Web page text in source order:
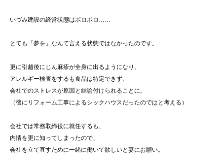
いづみ建設の経営状態はボロボロ……
とても「夢を」なんて言える状態ではなかったのです。
更に引越後にじん麻疹が全身に出るようになり、
アレルギー検査をするも食品は特定できず、
会社でのストレスが原因と結論付けられることに。
（後にリフォーム工事によるシックハウスだったのではと考える）
会社では常務取締役に就任するも、
内情を更に知ってしまったので、
会社を立て直すために一緒に働いて欲しいと妻にお願い。